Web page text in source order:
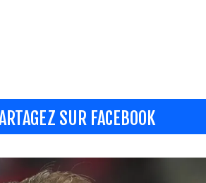
SUR FACEBOOK